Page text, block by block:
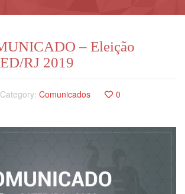
– Eleição
RJ 2019
Category: Comunicados
0